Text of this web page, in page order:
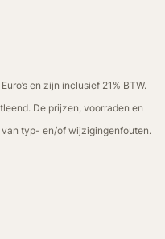
en zijn inclusief 21% BTW.
De prijzen, voorraden en
typ- en/of wijzigingenfouten.